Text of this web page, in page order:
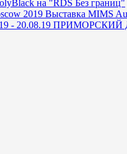
на "RDS Без границ"
Выставка MIMS
ПРИМОРСКИЙ